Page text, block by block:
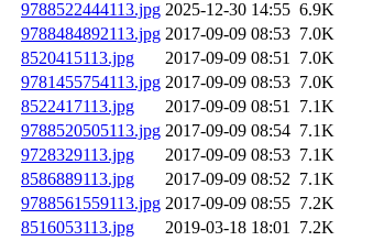
9788522444113.jpg 2025-12-30 14:55 6.9K
9788484892113.jpg 2017-09-09 08:53 7.0K
8520415113.jpg
2017-09-09 08:51 7.0K
9781455754113.jpg 2017-09-09 08:53 7.0K
8522417113.jpg
2017-09-09 08:51 7.1K
9788520505113.jpg 2017-09-09 08:54 7.1K
9728329113.jpg
2017-09-09 08:53 7.1K
8586889113.jpg
2017-09-09 08:52 7.1K
9788561559113.jpg 2017-09-09 08:55 7.2K
8516053113.jpg
2019-03-18 18:01 7.2K